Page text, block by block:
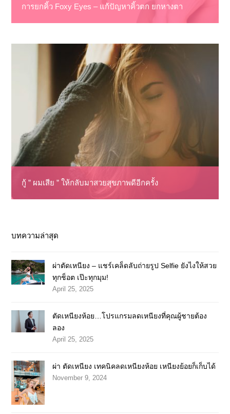
การยกคิ้ว Foxy Eyes – แก้ปัญหาคิ้วตก ยกหางตา
กู้ ” ผมเสีย ” ให้กลับมาสวยสุขภาพดีอีกครั้ง
บทความล่าสุด
ผ่าตัดเหนียง – แชร์เคล็ดลับถ่ายรูป Selfie ยังไงให้สวย
ทุกช็อต เป๊ะทุกมุม!
April 25, 2025
ตัดเหนียงห้อย…โปรแกรมลดเหนียงที่คุณผู้ชายต้อง
ลอง
April 25, 2025
ผ่า ตัดเหนียง เทคนิคลดเหนียงห้อย เหนียงย้อยก็เก็บได้
November 9, 2024